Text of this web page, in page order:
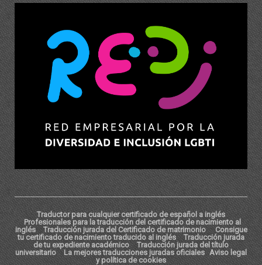
Traductor para cualquier certificado de español a inglés
Profesionales para la traducción del certificado de nacimiento al
inglés
Traducción jurada del Certificado de matrimonio
Consigue
tu certificado de nacimiento traducido al inglés
Traducción jurada
de tu expediente académico
Traducción jurada del título
universitario
La mejores traducciones juradas oficiales Aviso legal
y política de cookies